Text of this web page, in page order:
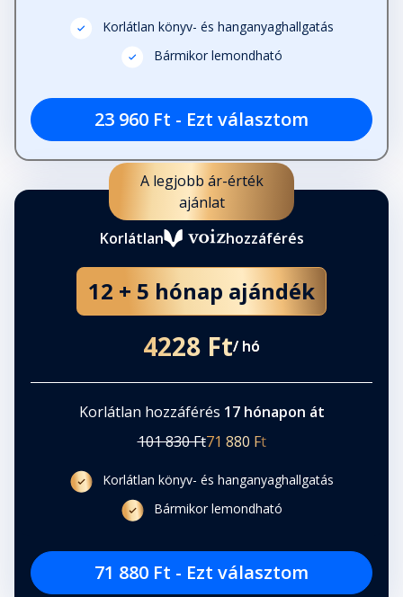
Korlátlan könyv- és hanganyaghallgatás
Bármikor lemondható
23 960 Ft - Ezt választom
A legjobb ár-érték
ajánlat
Korlátlan
hozzáférés
12 + 5 hónap ajándék
4228 Ft/ hó
Korlátlan hozzáférés 17 hónapon át
101 830 Ft71 880 Ft
Korlátlan könyv- és hanganyaghallgatás
Bármikor lemondható
71 880 Ft - Ezt választom